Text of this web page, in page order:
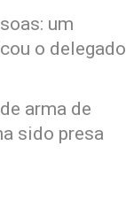
um
o delegado
arma de
sido presa